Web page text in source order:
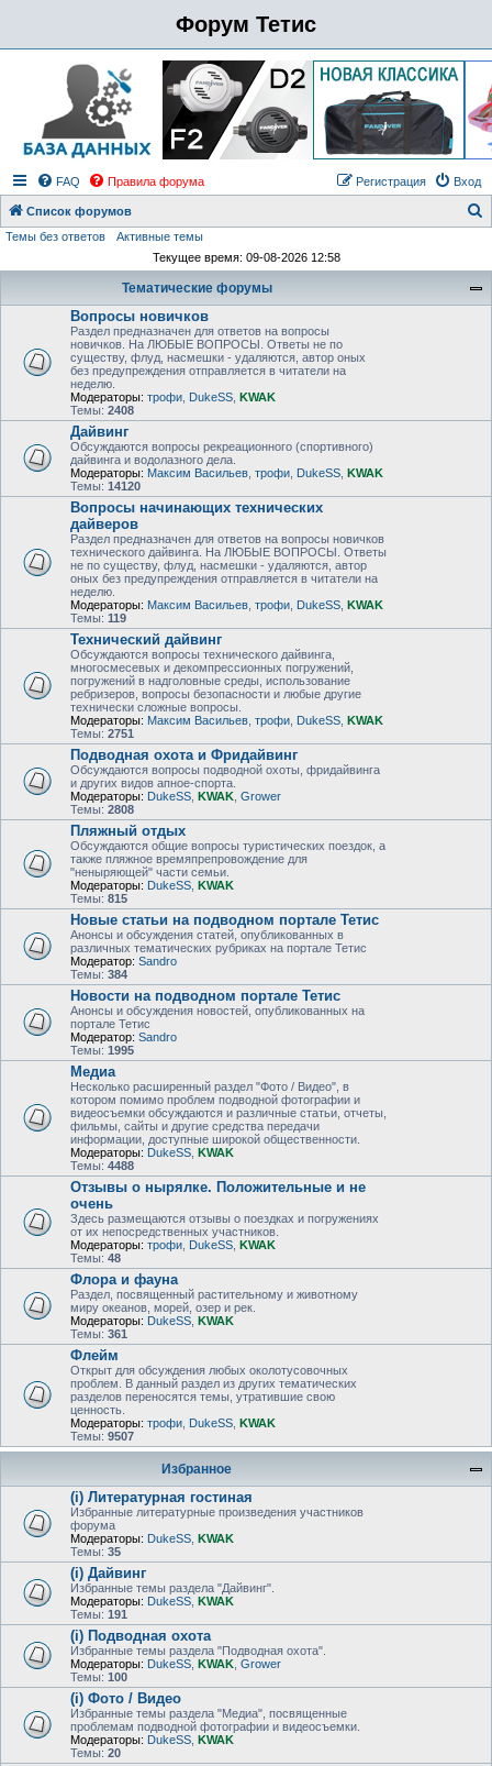
Форум Тетис
FAQ Правила форума Вход
Регистрация
Список форумов
Темы без ответов
Активные темы
Текущее время: 09-08-2026 12:58
Тематические форумы
Вопросы новичков
Раздел предназначен для ответов на вопросы
новичков. На ЛЮБЫЕ ВОПРОСЫ. Ответы не по
существу, флуд, насмешки - удаляются, автор оных
без предупреждения отправляется в читатели на
неделю.
Модераторы: трофи DukeSS KWAK
Темы: 2408
Дайвинг
Обсуждаются вопросы рекреационного (спортивного)
дайвинга и водолазного дела.
Модераторы: Максим Васильев трофи DukeSS KWAK
Темы: 14120
Вопросы начинающих технических
дайверов
Раздел предназначен для ответов на вопросы новичков
технического дайвинга. На ЛЮБЫЕ ВОПРОСЫ. Ответы
не по существу, флуд, насмешки - удаляются, автор
оных без предупреждения отправляется в читатели на
неделю.
Модераторы: Максим Васильев трофи DukeSS KWAK
Темы: 119
Технический дайвинг
Обсуждаются вопросы технического дайвинга,
многосмесевых и декомпрессионных погружений,
погружений в надголовные среды, использование
ребризеров, вопросы безопасности и любые другие
технически сложные вопросы.
Модераторы: Максим Васильев трофи DukeSS KWAK
Темы: 2751
Подводная охота и Фридайвинг
Обсуждаются вопросы подводной охоты, фридайвинга
и других видов апное-спорта.
Модераторы: DukeSS KWAK Grower
Темы: 2808
Пляжный отдых
Обсуждаются общие вопросы туристических поездок, а
также пляжное времяпрепровождение для
"неныряющей" части семьи.
Модераторы: DukeSS KWAK
Темы: 815
Новые статьи на подводном портале Тетис
Анонсы и обсуждения статей, опубликованных в
различных тематических рубриках на портале Тетис
Модератор: Sandro
Темы: 384
Новости на подводном портале Тетис
Анонсы и обсуждения новостей, опубликованных на
портале Тетис
Модератор: Sandro
Темы: 1995
Медиа
Несколько расширенный раздел "Фото / Видео", в
котором помимо проблем подводной фотографии и
видеосъемки обсуждаются и различные статьи, отчеты,
фильмы, сайты и другие средства передачи
информации, доступные широкой общественности.
Модераторы: DukeSS KWAK
Темы: 4488
Отзывы о нырялке. Положительные и не
очень
Здесь размещаются отзывы о поездках и погружениях
от их непосредственных участников.
Модераторы: трофи DukeSS KWAK
Темы: 48
Флора и фауна
Раздел, посвященный растительному и животному
миру океанов, морей, озер и рек.
Модераторы: DukeSS KWAK
Темы: 361
Флейм
Открыт для обсуждения любых околотусовочных
проблем. В данный раздел из других тематических
разделов переносятся темы, утратившие свою
ценность.
Модераторы: трофи DukeSS KWAK
Темы: 9507
Избранное
(i) Литературная гостиная
Избранные литературные произведения участников
форума
Модераторы: DukeSS KWAK
Темы: 35
(i) Дайвинг
Избранные темы раздела "Дайвинг".
Модераторы: DukeSS KWAK
Темы: 191
(i) Подводная охота
Избранные темы раздела "Подводная охота".
Модераторы: DukeSS KWAK Grower
Темы: 100
(i) Фото / Видео
Избранные темы раздела "Медиа", посвященные
проблемам подводной фотографии и видеосъемки.
Модераторы: DukeSS KWAK
Темы: 20